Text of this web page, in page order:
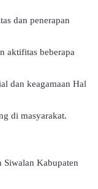
dan penerapan
aktifitas beberapa
dan keagamaan Hal
di masyarakat.
Siwalan Kabupaten